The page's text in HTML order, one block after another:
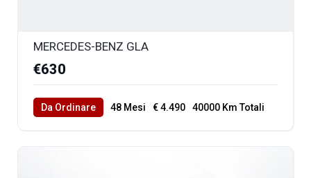
MERCEDES-BENZ GLA
€630
Da Ordinare 48 Mesi € 4.490 40000 Km Totali